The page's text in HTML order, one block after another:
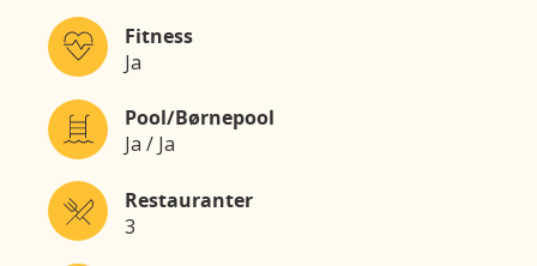
Fitness
Ja
Pool/Børnepool
Ja / Ja
Restauranter
3